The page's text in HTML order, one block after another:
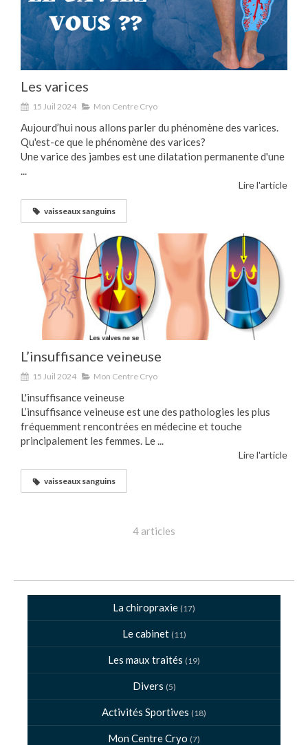
Les varices
15 Juil 2024 Mon Centre Cryo
Aujourd’hui nous allons parler du phénomène des varices.
Qu'est-ce que le phénomène des varices?
Une varice des jambes est une dilatation permanente d'une
Lire l'article
vaisseaux sanguins
L’insuffisance veineuse
15 Juil 2024 Mon Centre Cryo
L'insuffisance veineuse
L’insuffisance veineuse est une des pathologies les plus
fréquemment rencontrées en médecine et touche
principalement les femmes. Le ...
Lire l'article
vaisseaux sanguins
4 articles
La chiropraxie (17)
Le cabinet (11)
Les maux traités (19)
Divers (5)
Activités Sportives (18)
Mon Centre Cryo (7)